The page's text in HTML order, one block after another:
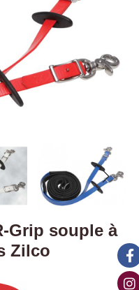
Grip souple à
Zilco